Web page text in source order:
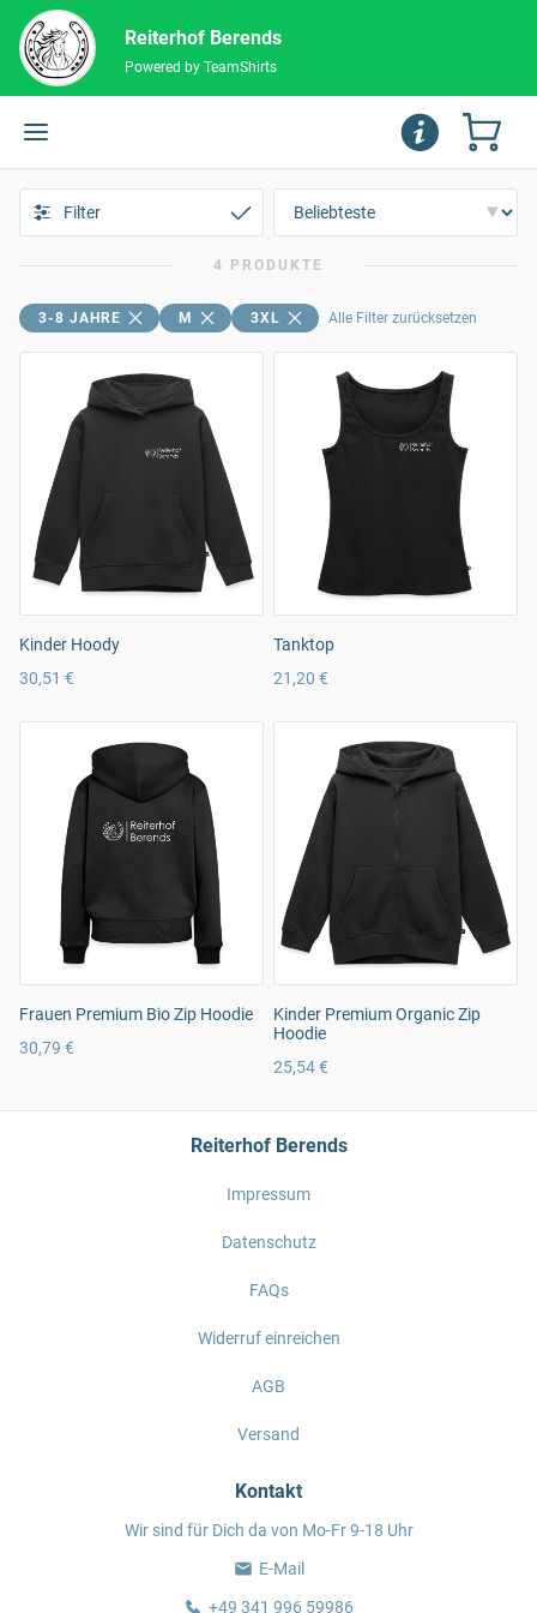
Reiterhof Berends
Powered by TeamShirts
Filter
4 PRODUKTE
3-8 JAHRE M 3XL Alle Filter zurücksetzen
Kinder Hoody
30,51 €
Tanktop
21,20 €
Frauen Premium Bio Zip Hoodie
30,79 €
Kinder Premium Organic Zip
Hoodie
25,54 €
Reiterhof Berends
Impressum
Datenschutz
FAQs
Widerruf einreichen
AGB
Versand
Kontakt
Wir sind für Dich da von Mo-Fr 9-18 Uhr
E-Mail
+49 341 996 59986